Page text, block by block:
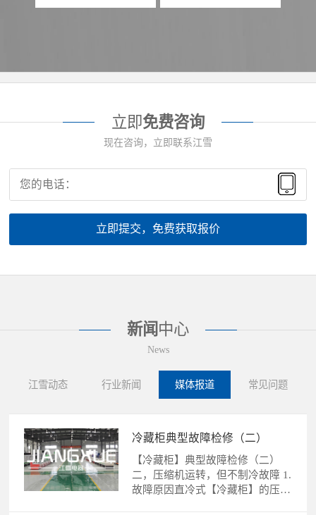
立即免费咨询
现在咨询，立即联系江雪
立即提交，免费获取报价
新闻 中心
News
江雪动态 行业新闻 媒体报道 常见问题
冷藏柜典型故障检修（二）
【冷藏柜】典型故障检修（二）
二，压缩机运转，但不制冷故障 1.
故障原因直冷式【冷藏柜】的压缩